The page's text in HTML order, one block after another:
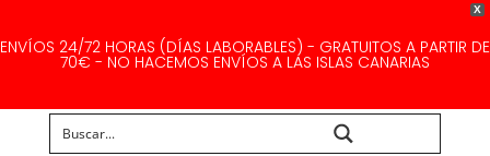
X
ENVÍOS 24/72 HORAS (DÍAS LABORABLES) - GRATUITOS A PARTIR DE
70€ - NO HACEMOS ENVÍOS A LAS ISLAS CANARIAS